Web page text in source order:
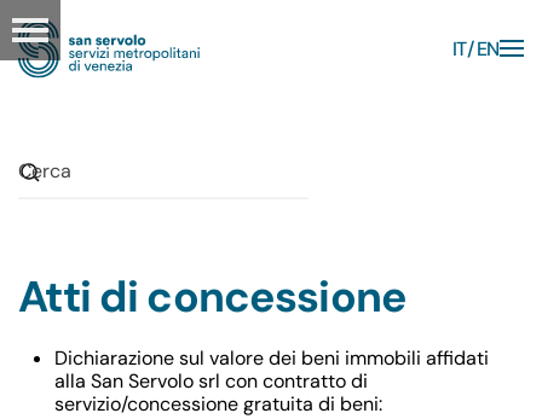
Skip to main content
IT EN
Atti di concessione
Dichiarazione sul valore dei beni immobili affidati
alla San Servolo srl con contratto di
servizio/concessione gratuita di beni: